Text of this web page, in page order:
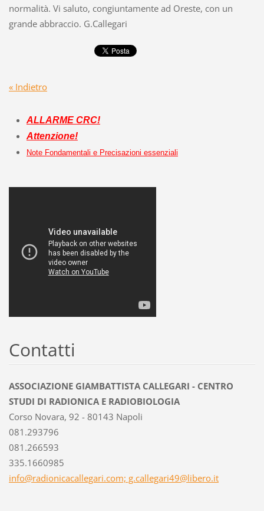
normalità. Vi saluto, congiuntamente ad Oreste, con un
grande abbraccio. G.Callegari
« Indietro
ALLARME CRC!
Attenzione!
Note Fondamentali e Precisazioni essenziali
Contatti
ASSOCIAZIONE GIAMBATTISTA CALLEGARI - CENTRO
STUDI DI RADIONICA E RADIOBIOLOGIA
Corso Novara, 92 - 80143 Napoli
081.293796
081.266593
335.1660985
info@radionicacallegari.com; g.callegari49@libero.it